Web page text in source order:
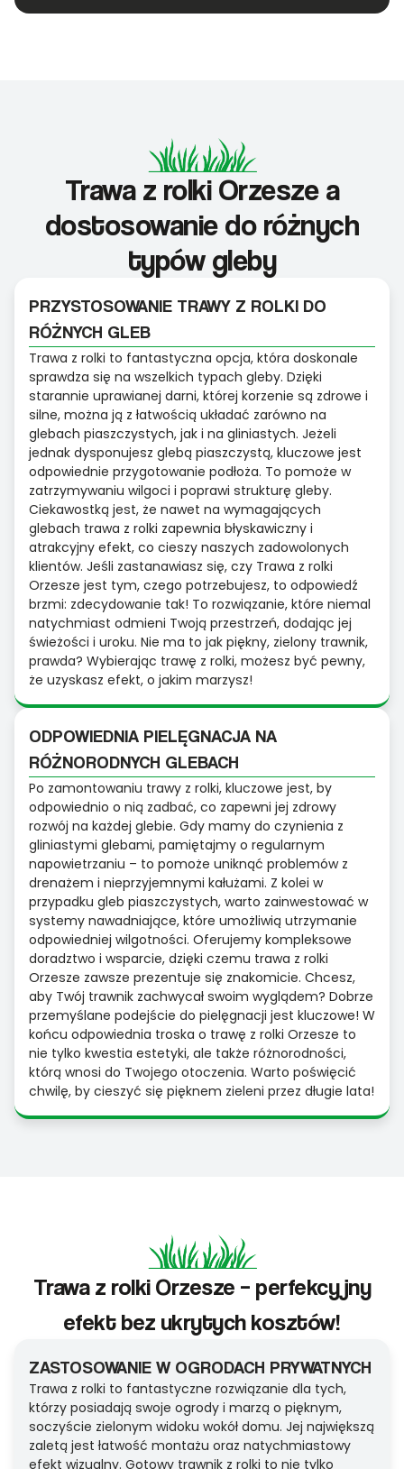
Trawa z rolki Orzesze a
dostosowanie do różnych
typów gleby
PRZYSTOSOWANIE TRAWY Z ROLKI DO
RÓŻNYCH GLEB
Trawa z rolki to fantastyczna opcja, która doskonale
sprawdza się na wszelkich typach gleby. Dzięki
starannie uprawianej darni, której korzenie są zdrowe i
silne, można ją z łatwością układać zarówno na
glebach piaszczystych, jak i na gliniastych. Jeżeli
jednak dysponujesz glebą piaszczystą, kluczowe jest
odpowiednie przygotowanie podłoża. To pomoże w
zatrzymywaniu wilgoci i poprawi strukturę gleby.
Ciekawostką jest, że nawet na wymagających
glebach trawa z rolki zapewnia błyskawiczny i
atrakcyjny efekt, co cieszy naszych zadowolonych
klientów. Jeśli zastanawiasz się, czy Trawa z rolki
Orzesze jest tym, czego potrzebujesz, to odpowiedź
brzmi: zdecydowanie tak! To rozwiązanie, które niemal
natychmiast odmieni Twoją przestrzeń, dodając jej
świeżości i uroku. Nie ma to jak piękny, zielony trawnik,
prawda? Wybierając trawę z rolki, możesz być pewny,
że uzyskasz efekt, o jakim marzysz!
ODPOWIEDNIA PIELĘGNACJA NA
RÓŻNORODNYCH GLEBACH
Po zamontowaniu trawy z rolki, kluczowe jest, by
odpowiednio o nią zadbać, co zapewni jej zdrowy
rozwój na każdej glebie. Gdy mamy do czynienia z
gliniastymi glebami, pamiętajmy o regularnym
napowietrzaniu – to pomoże uniknąć problemów z
drenażem i nieprzyjemnymi kałużami. Z kolei w
przypadku gleb piaszczystych, warto zainwestować w
systemy nawadniające, które umożliwią utrzymanie
odpowiedniej wilgotności. Oferujemy kompleksowe
doradztwo i wsparcie, dzięki czemu trawa z rolki
Orzesze zawsze prezentuje się znakomicie. Chcesz,
aby Twój trawnik zachwycał swoim wyglądem? Dobrze
przemyślane podejście do pielęgnacji jest kluczowe! W
końcu odpowiednia troska o trawę z rolki Orzesze to
nie tylko kwestia estetyki, ale także różnorodności,
którą wnosi do Twojego otoczenia. Warto poświęcić
chwilę, by cieszyć się pięknem zieleni przez długie lata!
Trawa z rolki Orzesze – perfekcyjny
efekt bez ukrytych kosztów!
ZASTOSOWANIE W OGRODACH PRYWATNYCH
Trawa z rolki to fantastyczne rozwiązanie dla tych,
którzy posiadają swoje ogrody i marzą o pięknym,
soczyście zielonym widoku wokół domu. Jej największą
zaletą jest łatwość montażu oraz natychmiastowy
efekt wizualny. Gotowy trawnik z rolki to nie tylko